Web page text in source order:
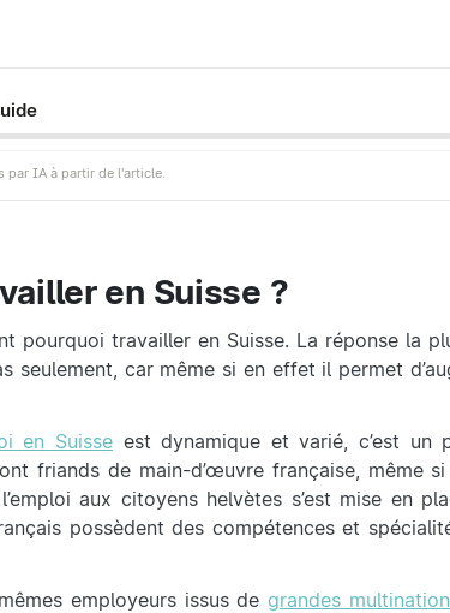
par IA à partir de l'article.
en Suisse ?
pourquoi travailler en Suisse. La réponse la
seulement, car même si en effet il permet
en Suisse est dynamique et varié, c’est un
friands de main-d’œuvre française, même
aux citoyens helvètes s’est mise en
possèdent des compétences et
employeurs issus de grandes